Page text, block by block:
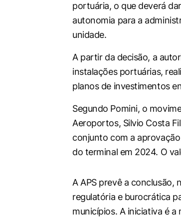
portuária, o que deverá
autonomia para a
unidade.
A partir da decisão, a
instalações portuárias,
planos de investimentos
Segundo Pomini, o
Aeroportos, Silvio Costa
conjunto com a
do terminal em 2024. O
A APS prevê a conclusão,
regulatória e burocrática
municípios. A iniciativa é